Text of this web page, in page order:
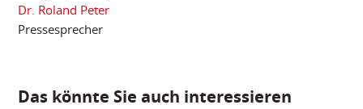
Dr. Roland Peter
Pressesprecher
Das könnte Sie auch interessieren